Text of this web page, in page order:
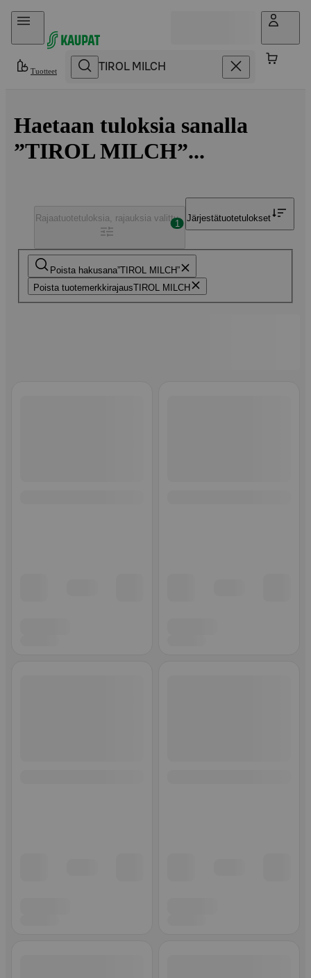
Hyppää sisältöön
Tuotteet
Haetaan tuloksia sanalla
”TIROL MILCH”...
Poista hakusana TIROL MILCH
Poista tuotemerkkirajausTIROL MILCH
Rajaatuotetuloksia, rajauksia valittu
1
Järjestätuotetulokset